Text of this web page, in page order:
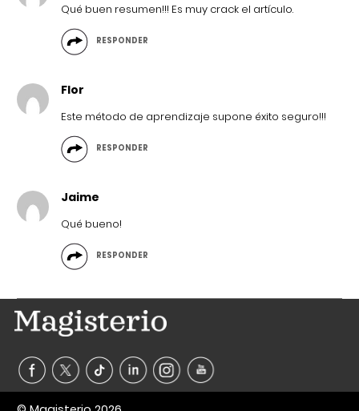
Qué buen resumen!!! Es muy crack el artículo.
RESPONDER
Flor
Este método de aprendizaje supone éxito seguro!!!
RESPONDER
Jaime
Qué bueno!
RESPONDER